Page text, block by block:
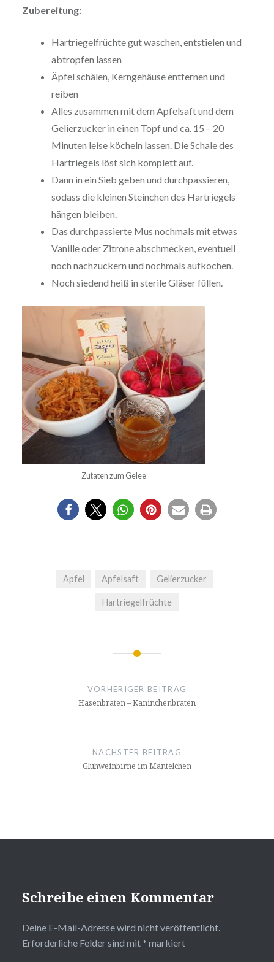
Zubereitung:
Hartriegelfrüchte gut waschen, entstielen und
abtropfen lassen
Äpfel schälen, Kerngehäuse entfernen und
reiben
Alles zusammen mit dem Apfelsaft und dem
Gelierzucker in einen Topf und ca. 15 – 20
Minuten leise köcheln lassen. Die Schale des
Hartriegels löst sich komplett auf.
Dann in ein Sieb geben und durchpassieren,
sodass die kleinen Steinchen des Hartriegels
hängen bleiben.
Das durchpassierte Mus nochmals mit etwas
Vanille oder Zitrone abschmecken, eventuell
noch nachzuckern und nochmals aufkochen.
Noch siedend heiß in sterile Gläser füllen.
Zutaten zum Gelee
Apfel Apfelsaft Gelierzucker
Hartriegelfrüchte
NavigationVORHERIGER BEITRAG
Hasenbraten – Kaninchenbraten
NÄCHSTER BEITRAG
Glühweinbirne im Mäntelchen
Schreibe einen Kommentar
Deine E-Mail-Adresse wird nicht veröffentlicht.
Erforderliche Felder sind mit * markiert